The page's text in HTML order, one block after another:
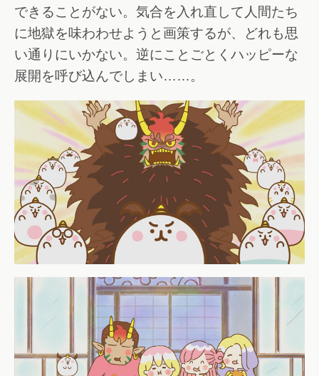
できることがない。気合を入れ直して人間たち
に地獄を味わわせようと画策するが、どれも思
い通りにいかない。逆にことごとくハッピーな
展開を呼び込んでしまい……。